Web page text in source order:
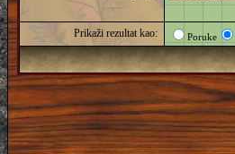
Prikaži rezultat kao: Poruke